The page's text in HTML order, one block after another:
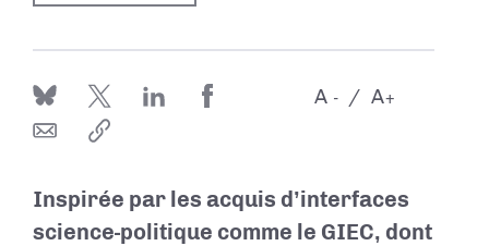
-
A +
A
Inspirée par les acquis d’interfaces
science-politique comme le GIEC, dont